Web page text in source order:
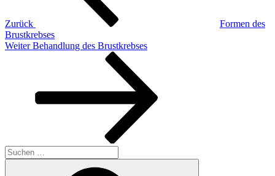
Zurück
Formen des
Brustkrebses
Nächster
Weiter Behandlung des Brustkrebses
Suchen
nach: